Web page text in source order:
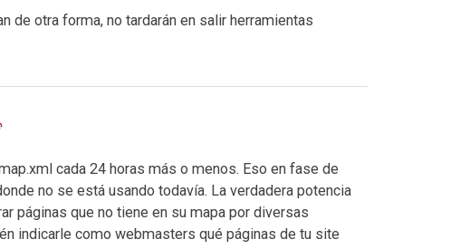
de otra forma, no tardarán en salir herramientas
cada 24 horas más o menos. Eso en fase de
no se está usando todavía. La verdadera potencia
páginas que no tiene en su mapa por diversas
indicarle como webmasters qué páginas de tu site